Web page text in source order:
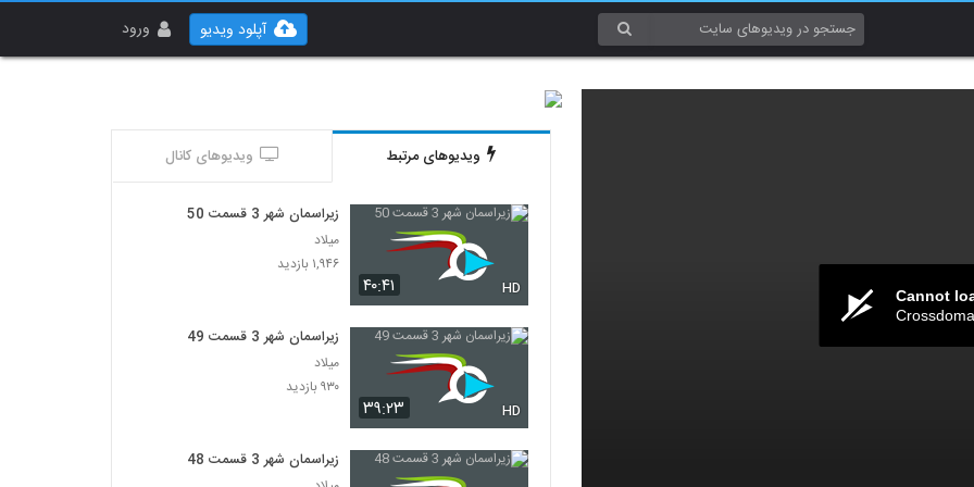
ورود آپلود ویدیو
Cannot
ویدیوهای مرتبط ویدیوهای کانال
۴۰:۴۱ HD
زیراسمان شهر 3 قسمت 50
میلاد
۱,۹۴۶ بازدید
۳۹:۲۳ HD
زیراسمان شهر 3 قسمت 49
میلاد
۹۳۰ بازدید
زیراسمان شهر 3 قسمت 48